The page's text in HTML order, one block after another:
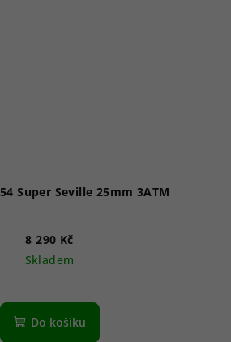
Super Seville 25mm 3ATM
8 290 Kč
Skladem
Do košíku